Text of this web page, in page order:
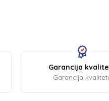
Garancija
Garancija